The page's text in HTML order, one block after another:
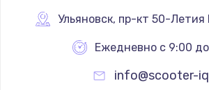
Ульяновск, пр-кт 50-Летия
Ежедневно с 9:00
info@scooter-